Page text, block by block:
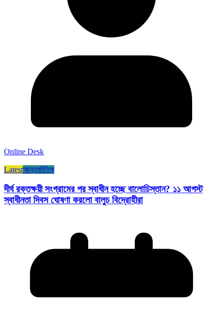
Online Desk
Latestআন্তর্জাতিক
দীর্ঘ রক্তক্ষয়ী সংগ্রামের পর স্বাধীন হচ্ছে বালোচিস্তান? ১১ আগস্ট
স্বাধীনতা দিবস ঘোষণা করলো বালুচ বিদ্রোহীরা